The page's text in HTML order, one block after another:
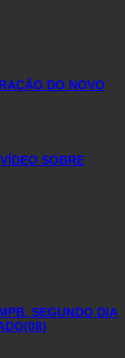
DO NOVO
SOBRE
SEGUNDO DIA